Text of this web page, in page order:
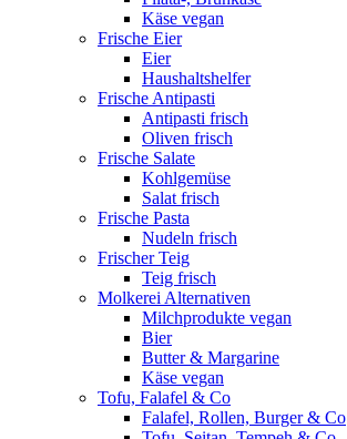
Käse vegan
Frische Eier
Eier
Haushaltshelfer
Frische Antipasti
Antipasti frisch
Oliven frisch
Frische Salate
Kohlgemüse
Salat frisch
Frische Pasta
Nudeln frisch
Frischer Teig
Teig frisch
Molkerei Alternativen
Milchprodukte vegan
Bier
Butter & Margarine
Käse vegan
Tofu, Falafel & Co
Falafel, Rollen, Burger & Co